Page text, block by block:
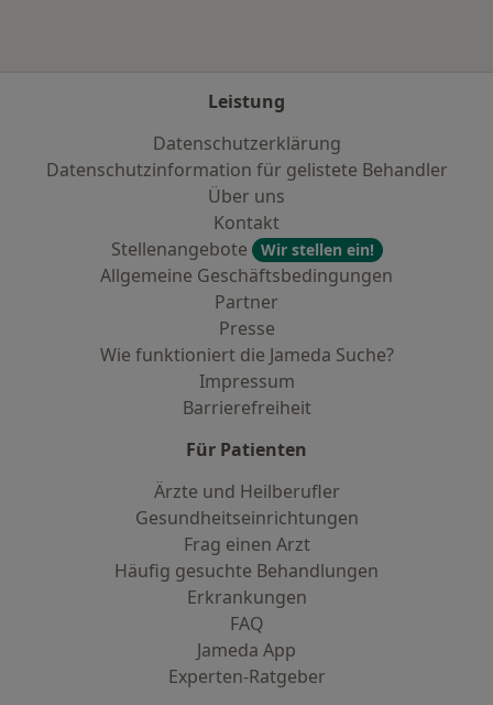
Leistung
Datenschutzerklärung
Datenschutzinformation für gelistete Behandler
Über uns
Kontakt
Stellenangebote
Wir stellen ein!
Allgemeine Geschäftsbedingungen
Partner
Presse
Wie funktioniert die Jameda Suche?
Impressum
Barrierefreiheit
Für Patienten
Ärzte und Heilberufler
Gesundheitseinrichtungen
Frag einen Arzt
Häufig gesuchte Behandlungen
Erkrankungen
FAQ
Jameda App
Experten-Ratgeber